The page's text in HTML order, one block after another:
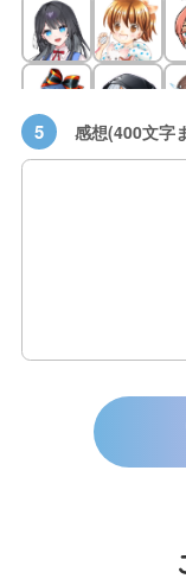
5 感想(400文字